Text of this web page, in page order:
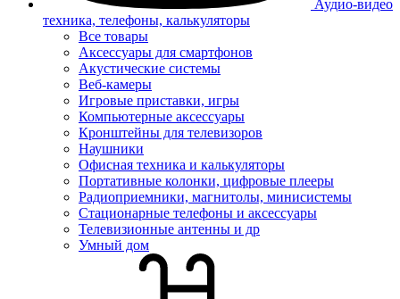
Аудио-видео
техника, телефоны, калькуляторы
Все товары
Аксессуары для смартфонов
Акустические системы
Веб-камеры
Игровые приставки, игры
Компьютерные аксессуары
Кронштейны для телевизоров
Наушники
Офисная техника и калькуляторы
Портативные колонки, цифровые плееры
Радиоприемники, магнитолы, минисистемы
Стационарные телефоны и аксессуары
Телевизионные антенны и др
Умный дом